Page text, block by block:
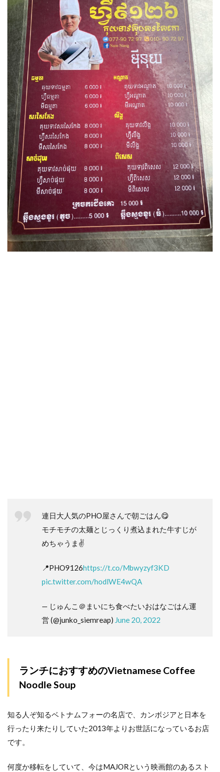
連日大人気のPHO屋さんで朝ごはん😋
モチモチの太麺とじっくり煮込まれた牛すじが
めちゃうま✌️
📍PHO9126https://t.co/Mbwyzyf3KD
pic.twitter.com/hodlWE4wQA
— じゅんこ＠まいにち食べたいおはなごはん運
営 (@junko_siemreap) June 20, 2022
ランチにおすすめのVietnamese Coffee
Noodle Soup
知る人ぞ知るベトナムフォーの名店で、カンボジアと日本を
行ったり来たりしていた2013年よりお世話になっているお店
です。
何度か移転をしていて、今はMAJORという映画館のあるスト